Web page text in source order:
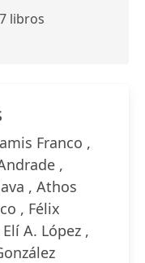
libros
Franco ,
,
, Athos
, Félix
A. López ,